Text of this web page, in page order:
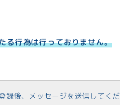
る行為は行っておりません。
録後、メッセージを送信してくだ